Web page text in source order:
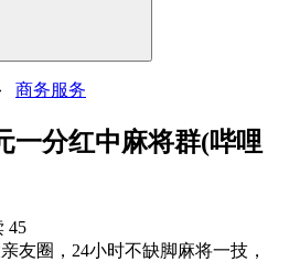
商务服务
一分红中麻将群(哔哩
45
友圈，24小时不缺脚麻将一技，